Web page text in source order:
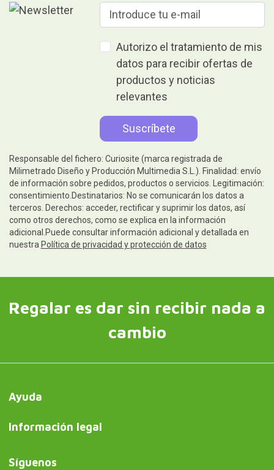
Autorizo el tratamiento de mis
datos para recibir ofertas de
productos y noticias
relevantes
Responsable del fichero: Curiosite (marca registrada de
Milimetrado Diseño y Producción Multimedia S.L.). Finalidad: envío
de información sobre pedidos, productos o servicios. Legitimación:
consentimiento.Destinatarios: No se comunicarán los datos a
terceros. Derechos: acceder, rectificar y suprimir los datos, así
como otros derechos, como se explica en la información
adicional.Puede consultar información adicional y detallada en
nuestra Política de privacidad y protección de datos
Regalar es dar sin recibir nada a
cambio
Ayuda
Información legal
Síguenos